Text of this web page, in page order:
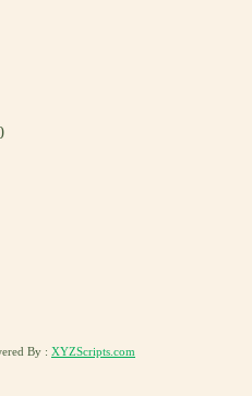
By : XYZScripts.com